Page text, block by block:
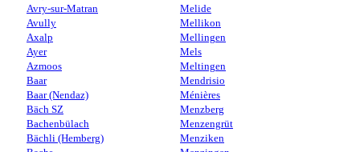
Avry-sur-Matran
Avully
Axalp
Ayer
Azmoos
Baar
Baar (Nendaz)
Bäch SZ
Bachenbülach
Bächli (Hemberg)
Melide
Mellikon
Mellingen
Mels
Meltingen
Mendrisio
Ménières
Menzberg
Menzengrüt
Menziken